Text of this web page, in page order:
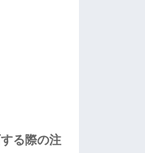
る際の注